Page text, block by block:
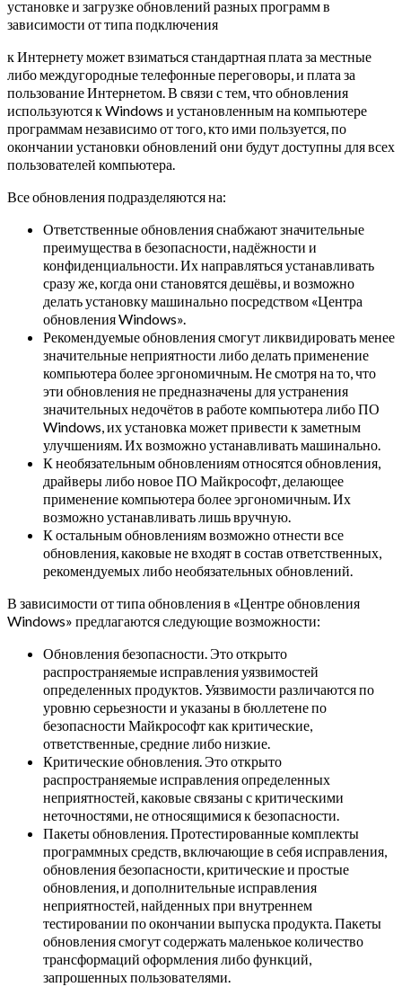
установке и загрузке обновлений разных программ в
зависимости от типа подключения
к Интернету может взиматься стандартная плата за местные
либо междугородные телефонные переговоры, и плата за
пользование Интернетом. В связи с тем, что обновления
используются к Windows и установленным на компьютере
программам независимо от того, кто ими пользуется, по
окончании установки обновлений они будут доступны для всех
пользователей компьютера.
Все обновления подразделяются на:
Ответственные обновления снабжают значительные
преимущества в безопасности, надёжности и
конфиденциальности. Их направляться устанавливать
сразу же, когда они становятся дешёвы, и возможно
делать установку машинально посредством «Центра
обновления Windows».
Рекомендуемые обновления смогут ликвидировать менее
значительные неприятности либо делать применение
компьютера более эргономичным. Не смотря на то, что
эти обновления не предназначены для устранения
значительных недочётов в работе компьютера либо ПО
Windows, их установка может привести к заметным
улучшениям. Их возможно устанавливать машинально.
К необязательным обновлениям относятся обновления,
драйверы либо новое ПО Майкрософт, делающее
применение компьютера более эргономичным. Их
возможно устанавливать лишь вручную.
К остальным обновлениям возможно отнести все
обновления, каковые не входят в состав ответственных,
рекомендуемых либо необязательных обновлений.
В зависимости от типа обновления в «Центре обновления
Windows» предлагаются следующие возможности:
Обновления безопасности. Это открыто
распространяемые исправления уязвимостей
определенных продуктов. Уязвимости различаются по
уровню серьезности и указаны в бюллетене по
безопасности Майкрософт как критические,
ответственные, средние либо низкие.
Критические обновления. Это открыто
распространяемые исправления определенных
неприятностей, каковые связаны с критическими
неточностями, не относящимися к безопасности.
Пакеты обновления. Протестированные комплекты
программных средств, включающие в себя исправления,
обновления безопасности, критические и простые
обновления, и дополнительные исправления
неприятностей, найденных при внутреннем
тестировании по окончании выпуска продукта. Пакеты
обновления смогут содержать маленькое количество
трансформаций оформления либо функций,
запрошенных пользователями.